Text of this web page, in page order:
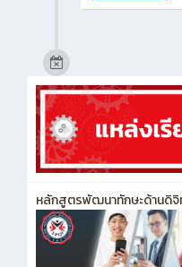
หลักสูตรพัฒนาทักษะด้านดิจิ